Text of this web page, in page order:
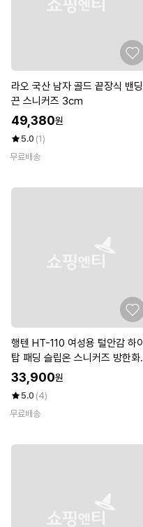
라오 국산 남자 골드 끝장식 밴딩
끈 스니커즈 3cm
49,380원
5.0 (1)
무료배송
행텐 HT-110 여성용 털안감 하이
탑 패딩 슬립온 스니커즈 방한화
단화
33,900원
5.0 (4)
무료배송